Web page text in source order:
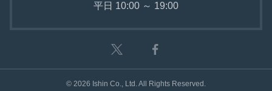
平日 10:00 ～ 19:00
© 2026 Ishin Co., Ltd. All Rights Reserved.